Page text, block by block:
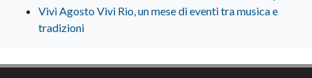
Vivi Agosto Vivi Rio, un mese di eventi tra musica e
tradizioni